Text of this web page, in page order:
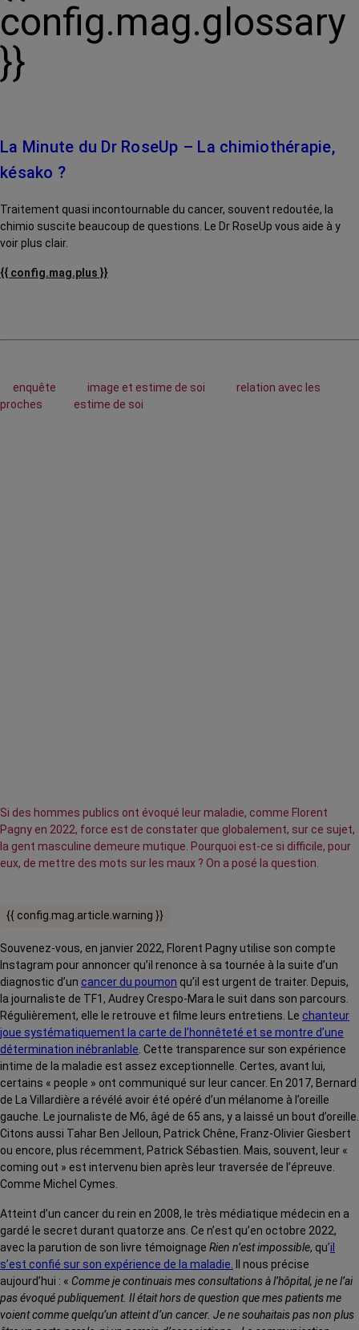
config.mag.glossary
}}
La Minute du Dr RoseUp – La chimiothérapie,
késako ?
Traitement quasi incontournable du cancer, souvent redoutée, la
chimio suscite beaucoup de questions. Le Dr RoseUp vous aide à y
voir plus clair.
{{ config.mag.plus }}
enquête image et estime de soi
relation avec les
proches
estime de soi
Si des hommes publics ont évoqué leur maladie, comme Florent
Pagny en 2022, force est de constater que globalement, sur ce sujet,
la gent masculine demeure mutique. Pourquoi est-ce si difficile, pour
eux, de mettre des mots sur les maux ? On a posé la question.
{{ config.mag.article.warning }}
Souvenez-vous, en janvier 2022, Florent Pagny utilise son compte
Instagram pour annoncer qu’il renonce à sa tournée à la suite d’un
diagnostic d’un cancer du poumon qu’il est urgent de traiter. Depuis,
la journaliste de TF1, Audrey Crespo-Mara le suit dans son parcours.
Régulièrement, elle le retrouve et filme leurs entretiens. Le chanteur
joue systématiquement la carte de l’honnêteté et se montre d’une
détermination inébranlable . Cette transparence sur son expérience
intime de la maladie est assez exceptionnelle. Certes, avant lui,
certains « people » ont communiqué sur leur cancer. En 2017, Bernard
de La Villardière a révélé avoir été opéré d’un mélanome à l’oreille
gauche. Le journaliste de M6, âgé de 65 ans, y a laissé un bout d’oreille.
Citons aussi Tahar Ben Jelloun, Patrick Chêne, Franz-Olivier Giesbert
ou encore, plus récemment, Patrick Sébastien. Mais, souvent, leur «
coming out » est intervenu bien après leur traversée de l’épreuve.
Comme Michel Cymes.
Atteint d’un cancer du rein en 2008, le très médiatique médecin en a
gardé le secret durant quatorze ans. Ce n’est qu’en octobre 2022,
avec la parution de son livre témoignage Rien n’est impossible, qu’il
s’est confié sur son expérience de la maladie.
Il nous précise
aujourd’hui : « Comme je continuais mes consultations à l’hôpital, je ne l’ai
pas évoqué publiquement. Il était hors de question que mes patients me
voient comme quelqu’un atteint d’un cancer. Je ne souhaitais pas non plus